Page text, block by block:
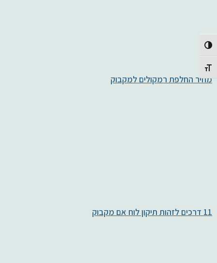
Toggle High Contrast
Toggle Font size
מחיר החלפת רמקולים למקבוק
11 דרכים לזהות תיקון לוח אם מקבוק